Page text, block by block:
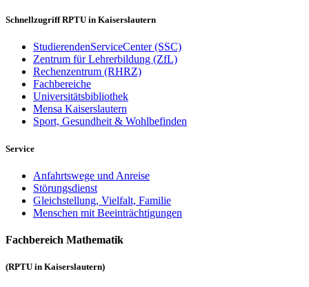
Schnellzugriff RPTU in Kaiserslautern
StudierendenServiceCenter (SSC)
Zentrum für Lehrerbildung (ZfL)
Rechenzentrum (RHRZ)
Fachbereiche
Universitätsbibliothek
Mensa Kaiserslautern
Sport, Gesundheit & Wohlbefinden
Service
Anfahrtswege und Anreise
Störungsdienst
Gleichstellung, Vielfalt, Familie
Menschen mit Beeinträchtigungen
Fachbereich Mathematik
(RPTU in Kaiserslautern)